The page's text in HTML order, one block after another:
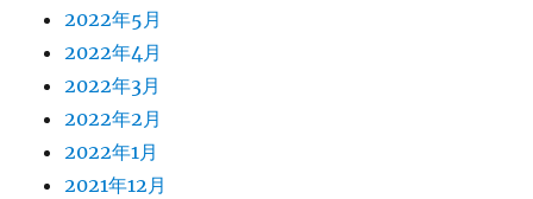
2022年5月
2022年4月
2022年3月
2022年2月
2022年1月
2021年12月